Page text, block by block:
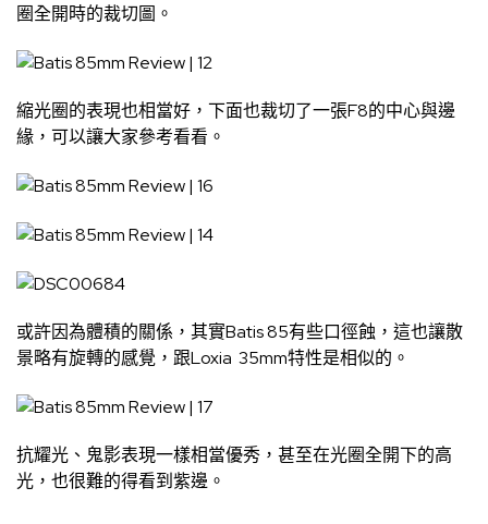
圈全開時的裁切圖。
縮光圈的表現也相當好，下面也裁切了一張F8的中心與邊
緣，可以讓大家參考看看。
或許因為體積的關係，其實Batis 85有些口徑蝕，這也讓散
景略有旋轉的感覺，跟Loxia 35mm特性是相似的。
抗耀光、鬼影表現一樣相當優秀，甚至在光圈全開下的高
光，也很難的得看到紫邊。